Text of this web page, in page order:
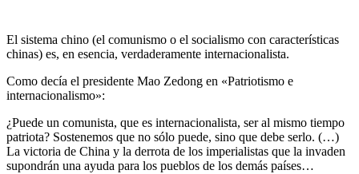
El sistema chino (el comunismo o el socialismo con características
chinas) es, en esencia, verdaderamente internacionalista.
Como decía el presidente Mao Zedong en «Patriotismo e
internacionalismo»:
¿Puede un comunista, que es internacionalista, ser al mismo tiempo
patriota? Sostenemos que no sólo puede, sino que debe serlo. (…)
La victoria de China y la derrota de los imperialistas que la invaden
supondrán una ayuda para los pueblos de los demás países…